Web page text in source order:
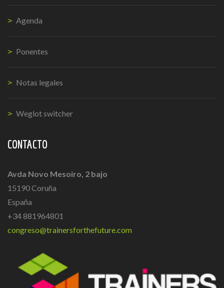
Agenda
Ponentes
Notas legales
Weglot switcher
CONTACTO
Avda Novo Mesoiro, 2 bajo
15190 Coruña
España
+34 881964801
congreso@trainersforthefuture.com